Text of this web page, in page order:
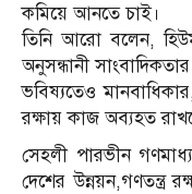
কমিয়ে আনতে চাই।
তিনি আরো বলেন,
অনুসন্ধানী
ভবিষ্যতেও
রক্ষায় কাজ অব্যহত
সেহলী পারভীন
দেশের উন্নয়ন,গণতন্ত্র